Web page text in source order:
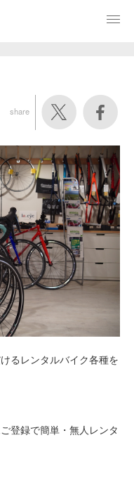
share
るレンタルバイク各種を
登録で簡単・無人レンタ